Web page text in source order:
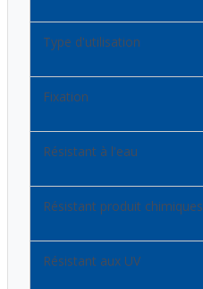
Type d'utilisation
Fixation
Résistant à l'eau
Résistant produit chimiques
Résistant aux UV